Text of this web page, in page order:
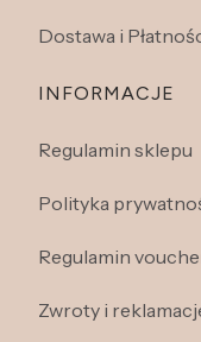
Dostawa i
INFORMACJE
Regulamin sklepu
Polityka
Regulamin
Zwroty i